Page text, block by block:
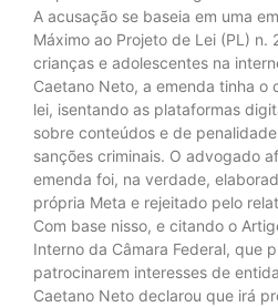
A acusação se baseia em uma
Máximo ao Projeto de Lei (PL)
crianças e adolescentes na
Caetano Neto, a emenda tinha o
lei, isentando as plataformas
sobre conteúdos e de
sanções criminais. O advogado
emenda foi, na verdade,
própria Meta e rejeitado pelo
Com base nisso, e citando o
Interno da Câmara Federal, que
patrocinarem interesses de
Caetano Neto declarou que irá